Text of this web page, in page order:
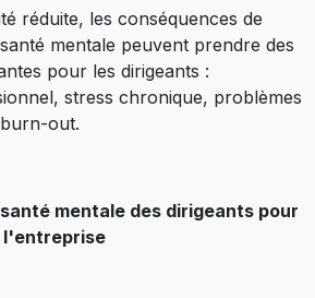
réduite, les conséquences de
mentale peuvent prendre des
pour les dirigeants :
stress chronique, problèmes
out.
mentale des dirigeants pour
l'entreprise